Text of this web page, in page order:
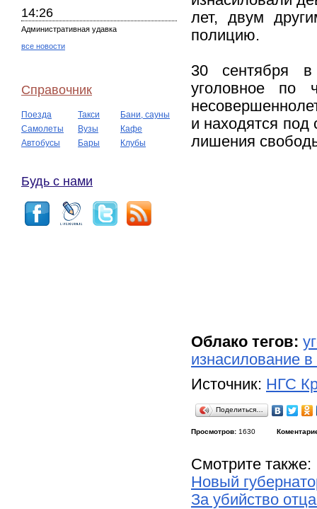
14:26
Административная удавка
все новости
Справочник
Поезда Такси
Бани, сауны
Самолеты
Вузы
Кафе
Автобусы
Бары Клубы
Будь с нами
лет, двум
полицию.
30 сентября
уголовное по
и находятся под
лишения
Облако тегов:
изнасилование
Источник: НГС
Поделиться…
Просмотров: 1630
Смотрите также:
Новый
За убийство